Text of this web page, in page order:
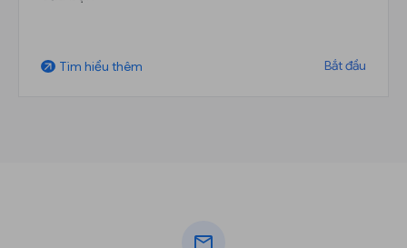
arrow_outward Tìm hiểu thêm Bắt đầu
mail